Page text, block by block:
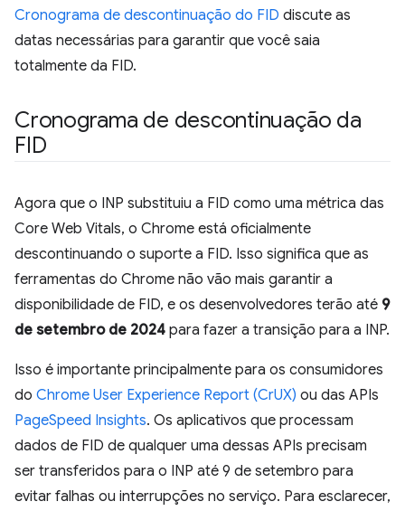
Cronograma de descontinuação do FID discute as
datas necessárias para garantir que você saia
totalmente da FID.
Cronograma de descontinuação da
FID
Agora que o INP substituiu a FID como uma métrica das
Core Web Vitals, o Chrome está oficialmente
descontinuando o suporte a FID. Isso significa que as
ferramentas do Chrome não vão mais garantir a
disponibilidade de FID, e os desenvolvedores terão até 9
de setembro de 2024 para fazer a transição para a INP.
Isso é importante principalmente para os consumidores
do Chrome User Experience Report (CrUX) ou das APIs
PageSpeed Insights. Os aplicativos que processam
dados de FID de qualquer uma dessas APIs precisam
ser transferidos para o INP até 9 de setembro para
evitar falhas ou interrupções no serviço. Para esclarecer,